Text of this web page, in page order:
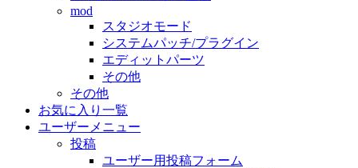
mod
スタジオモード
システムパッチ/プラグイン
エディットパーツ
その他
その他
お気に入り一覧
ユーザーメニュー
投稿
ユーザー用投稿フォーム